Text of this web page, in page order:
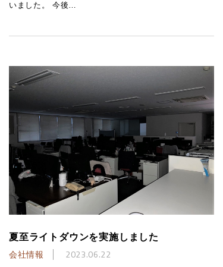
いました。 今後…
夏至ライトダウンを実施しました
会社情報 2023.06.22